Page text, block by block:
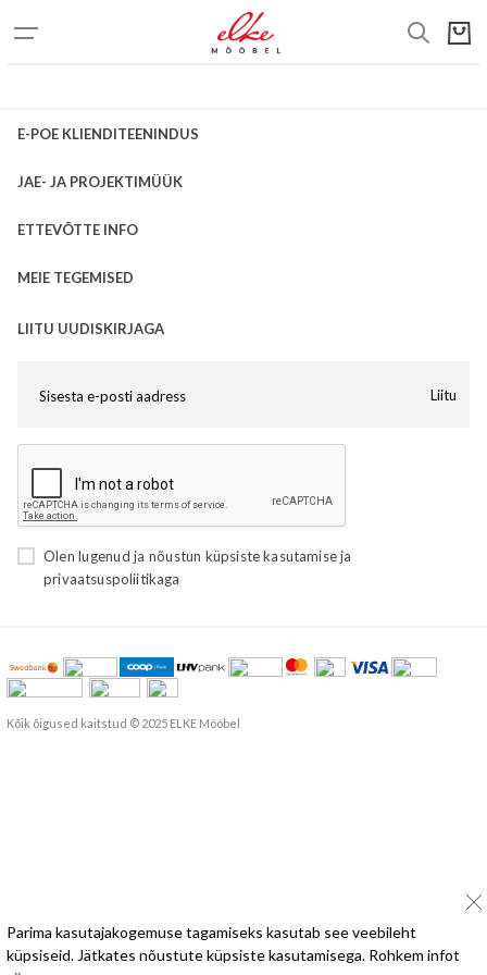
E-POE KLIENDITEENINDUS
JAE- JA PROJEKTIMÜÜK
ETTEVÕTTE INFO
MEIE TEGEMISED
LIITU UUDISKIRJAGA
Liitu
Olen lugenud ja nõustun küpsiste kasutamiseja
privaatsuspoliitikaga
Kõik õigused kaitstud © 2025 ELKE Mööbel
Parima kasutajakogemuse tagamiseks kasutab see veebileht
küpsiseid. Jätkates nõustute küpsiste kasutamisega. Rohkem infot